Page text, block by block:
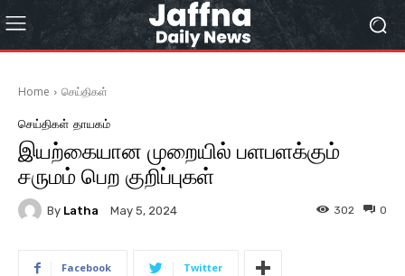
Home செய்திகள்
செய்திகள் தாயகம்
இயற்கையான முறையில் பளபளக்கும்
சருமம் பெற குறிப்புகள்
By Latha May 5, 2024 0
302
Facebook Twitter